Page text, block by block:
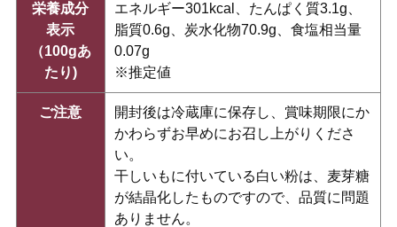
栄養成分
表示
（100gあ
たり)
エネルギー301kcal、たんぱく質3.1g、
脂質0.6g、炭水化物70.9g、食塩相当量
0.07g
※推定値
ご注意
開封後は冷蔵庫に保存し、賞味期限にか
かわらずお早めにお召し上がりくださ
い。
干しいもに付いている白い粉は、麦芽糖
が結晶化したものですので、品質に問題
ありません。